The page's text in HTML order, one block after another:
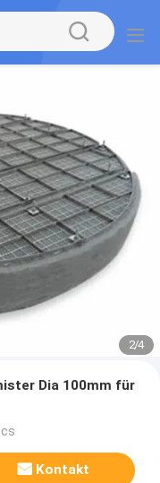
2/4
Dia 100mm für
Kontakt